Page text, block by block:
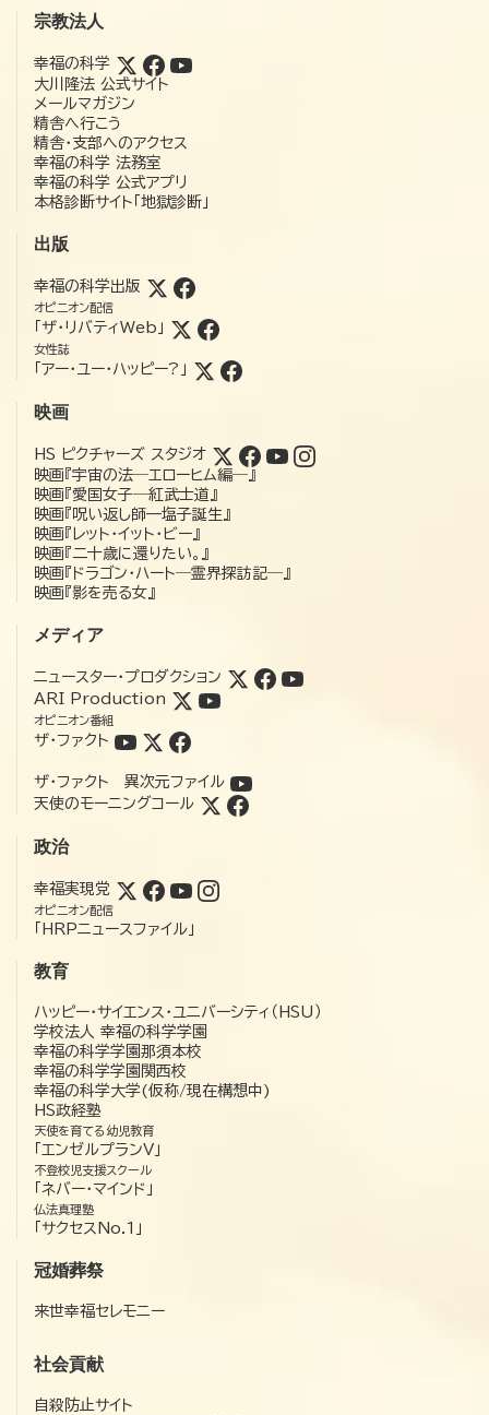
宗教法人
幸福の科学
大川隆法 公式サイト
メールマガジン
精舎へ行こう
精舎・支部へのアクセス
幸福の科学 法務室
幸福の科学 公式アプリ
本格診断サイト「地獄診断」
出版
幸福の科学出版
オピニオン配信
「ザ・リバティWeb」
女性誌
「アー・ユー・ハッピー?」
映画
HS ピクチャーズ スタジオ
映画『宇宙の法―エローヒム編―』
映画『愛国女子―紅武士道』
映画『呪い返し師—塩子誕生』
映画『レット・イット・ビー』
映画『二十歳に還りたい。』
映画『ドラゴン・ハート―霊界探訪記―』
映画『影を売る女』
メディア
ニュースター・プロダクション
ARI Production
オピニオン番組
ザ・ファクト
ザ・ファクト 異次元ファイル
天使のモーニングコール
政治
幸福実現党
オピニオン配信
「HRPニュースファイル」
教育
ハッピー・サイエンス・ユニバーシティ（HSU）
学校法人 幸福の科学学園
幸福の科学学園那須本校
幸福の科学学園関西校
幸福の科学大学(仮称/現在構想中)
HS政経塾
天使を育てる幼児教育
「エンゼルプランV」
不登校児支援スクール
「ネバー・マインド」
仏法真理塾
「サクセスNo.1」
冠婚葬祭
来世幸福セレモニー
社会貢献
自殺防止サイト